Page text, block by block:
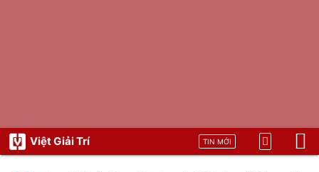
Việt Giải Trí TIN MỚI